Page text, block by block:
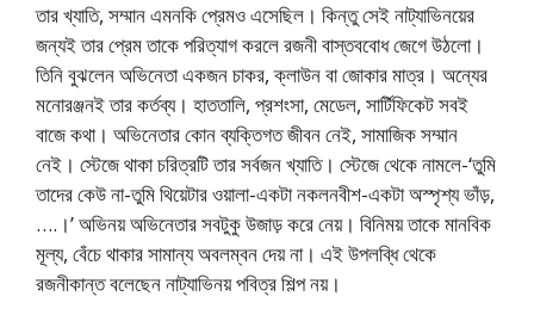
তার খ্যাতি, সম্মান এমনকি প্রেমও এসেছিল। কিন্তু সেই নাট্যাভিনয়ের
জন্যই তার প্রেম তাকে পরিত্যাগ করলে রজনী বাস্তববোধ জেগে উঠলো।
তিনি বুঝলেন অভিনেতা একজন চাকর, ক্লাউন বা জোকার মাত্র। অন্যের
মনোরঞ্জনই তার কর্তব্য। হাততালি, প্রশংসা, মেডেল, সার্টিফিকেট সবই
বাজে কথা। অভিনেতার কোন ব্যক্তিগত জীবন নেই, সামাজিক সম্মান
নেই। স্টেজে থাকা চরিত্রটি তার সর্বজন খ্যাতি। স্টেজে থেকে নামলে-‘তুমি
তাদের কেউ না-তুমি থিয়েটার ওয়ালা-একটা নকলনবীশ-একটা অস্পৃশ্য ভাঁড়,
….।’ অভিনয় অভিনেতার সবটুকু উজাড় করে নেয়। বিনিময় তাকে মানবিক
মূল্য, বেঁচে থাকার সামান্য অবলম্বন দেয় না। এই উপলব্ধি থেকে
রজনীকান্ত বলেছেন নাট্যাভিনয় পবিত্র শিল্প নয়।